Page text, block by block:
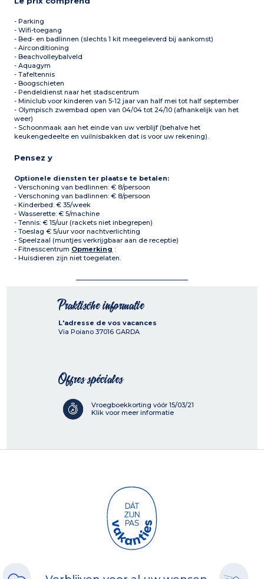
- Parking
- Wifi-toegang
- Bed- en badlinnen (slechts 1 kit meegeleverd bij aankomst)
- Airconditioning
- Beachvolleybalveld
- Aquagym
- Tafeltennis
- Boogschieten
- Pendeldienst naar het stadscentrum
- Miniclub voor kinderen van 5-12 jaar van half mei tot half september
- Olympisch zwembad open van 04/04 tot 24/10 (afhankelijk van het
weer)
- Schoonmaak aan het einde van uw verblijf (behalve het
keukengedeelte en vuilnisbakken dat is voor uw rekening).
Pensez y
Optionele diensten ter plaatse te betalen:
- Verschoning van bedlinnen: € 8/persoon
- Verschoning van badlinnen: € 8/persoon
- Kinderbed: € 35/week
- Wasserette: € 5/machine
- Tennis: € 15/uur (rackets niet inbegrepen)
- Toeslag € 5/uur voor nachtverlichting
- Speelzaal (muntjes verkrijgbaar aan de receptie)
- Fitnesscentrum Opmerking :
- Huisdieren zijn niet toegelaten.
Praktische informatie
L'adresse de vos vacances
Via Poiano 37016 GARDA
Offres spéciales
Vroegboekkorting vóór 15/03/21
Klik voor meer informatie